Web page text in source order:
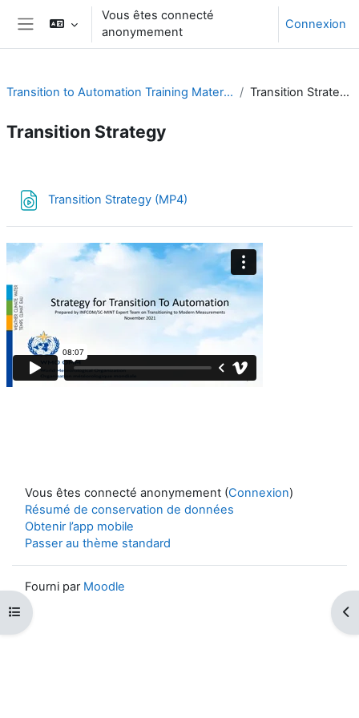
Passer au contenu principal
Panneau latéral
Vous êtes connecté
anonymement
Connexion
Ouvrir l’index du cours
Transition to Automation Training Material Transition Strategy
Transition Strategy
Transition Strategy (MP4)
Vous êtes connecté anonymement (Connexion)
Résumé de conservation de données
Obtenir l’app mobile
Passer au thème standard
Fourni par Moodle